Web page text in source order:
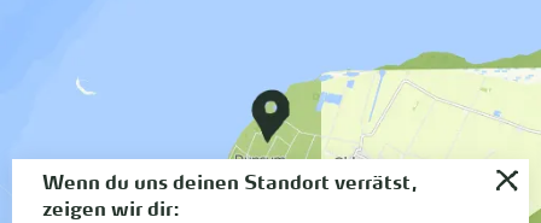
Wenn du uns deinen Standort verrätst,
zeigen wir dir: